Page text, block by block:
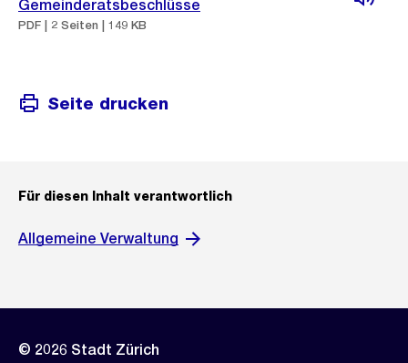
Gemeinderatsbeschlüsse
PDF | 2 Seiten | 149 KB
Seite drucken
Für diesen Inhalt verantwortlich
Allgemeine Verwaltung
© 2026 Stadt Zürich